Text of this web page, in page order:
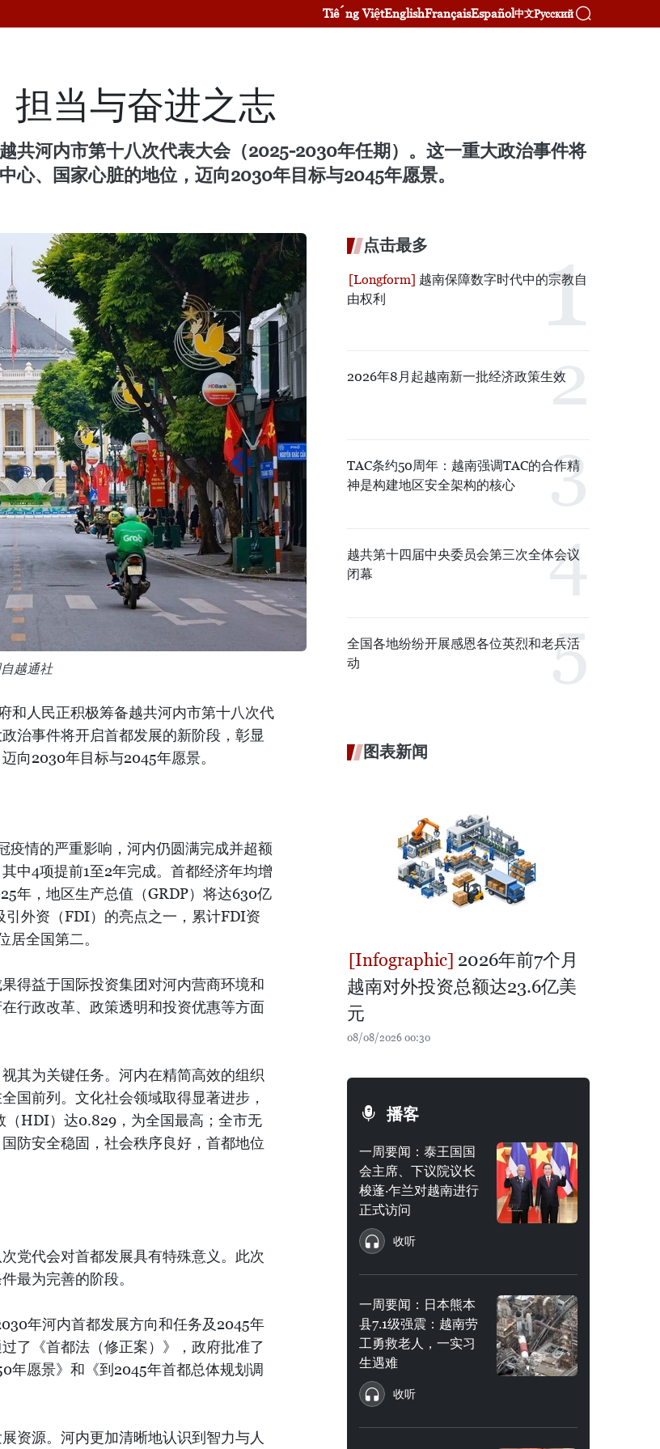
Tiếng ViệtEnglishFrançaisEspañol中文Русский
担当与奋进之志
共河内市第十八次代表大会（2025-2030年任期）。这一重大政治事件将
心、国家心脏的地位，迈向2030年目标与2045年愿景。
越通社
人民正积极筹备越共河内市第十八次代
治事件将开启首都发展的新阶段，彰显
向2030年目标与2045年愿景。
疫情的严重影响，河内仍圆满完成并超额
中4项提前1至2年完成。首都经济年均增
年，地区生产总值（GRDP）将达630亿
外资（FDI）的亮点之一，累计FDI资
居全国第二。
得益于国际投资集团对河内营商环境和
行政改革、政策透明和投资优惠等方面
其为关键任务。河内在精简高效的组织
国前列。文化社会领域取得显著进步，
HDI）达0.829，为全国最高；全市无
防安全稳固，社会秩序良好，首都地位
党代会对首都发展具有特殊意义。此次
最为完善的阶段。
年河内首都发展方向和任务及2045年
了《首都法（修正案）》，政府批准了
年愿景》和《到2045年首都总体规划调
资源。河内更加清晰地认识到智力与人
点击最多
越南保障数字时代中的宗教自
由权利
2026年8月起越南新一批经济政策生效
TAC条约50周年：越南强调TAC的合作精
神是构建地区安全架构的核心
越共第十四届中央委员会第三次全体会议
闭幕
全国各地纷纷开展感恩各位英烈和老兵活
动
图表新闻
2026年前7个月
越南对外投资总额达23.6亿美
元
08/08/2026 00:30
播客
一周要闻：泰王国国
会主席、下议院议长
梭蓬·乍兰对越南进行
正式访问
收听
一周要闻：日本熊本
县7.1级强震：越南劳
工勇救老人，一实习
生遇难
收听